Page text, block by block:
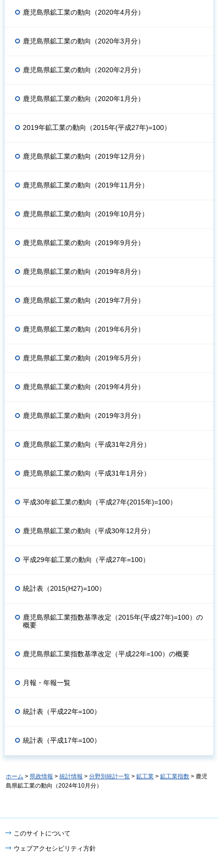
鹿児島県鉱工業の動向（2020年4月分）
鹿児島県鉱工業の動向（2020年3月分）
鹿児島県鉱工業の動向（2020年2月分）
鹿児島県鉱工業の動向（2020年1月分）
2019年鉱工業の動向（2015年(平成27年)=100）
鹿児島県鉱工業の動向（2019年12月分）
鹿児島県鉱工業の動向（2019年11月分）
鹿児島県鉱工業の動向（2019年10月分）
鹿児島県鉱工業の動向（2019年9月分）
鹿児島県鉱工業の動向（2019年8月分）
鹿児島県鉱工業の動向（2019年7月分）
鹿児島県鉱工業の動向（2019年6月分）
鹿児島県鉱工業の動向（2019年5月分）
鹿児島県鉱工業の動向（2019年4月分）
鹿児島県鉱工業の動向（2019年3月分）
鹿児島県鉱工業の動向（平成31年2月分）
鹿児島県鉱工業の動向（平成31年1月分）
平成30年鉱工業の動向（平成27年(2015年)=100）
鹿児島県鉱工業の動向（平成30年12月分）
平成29年鉱工業の動向（平成27年=100）
統計表（2015(H27)=100）
鹿児島県鉱工業指数基準改定（2015年(平成27年)=100）の
概要
鹿児島県鉱工業指数基準改定（平成22年=100）の概要
月報・年報一覧
統計表（平成22年=100）
統計表（平成17年=100）
ホーム > 県政情報 > 統計情報 > 分野別統計一覧 > 鉱工業 > 鉱工業指数 > 鹿児
島県鉱工業の動向（2024年10月分）
このサイトについて
ウェブアクセシビリティ方針